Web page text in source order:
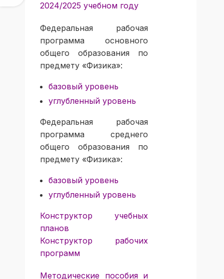
2024/2025 учебном году
Федеральная рабочая
программа основного
общего образования по
предмету «Физика»:
базовый уровень
углубленный уровень
Федеральная рабочая
программа среднего
общего образования по
предмету «Физика»:
базовый уровень
углубленный уровень
Конструктор учебных
планов
Конструктор рабочих
программ
Методические пособия и